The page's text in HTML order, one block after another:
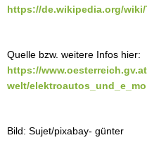
https://de.wikipedia.org/
Quelle bzw. weitere Infos hier:
https://
welt/
Bild: Sujet/pixabay- günter